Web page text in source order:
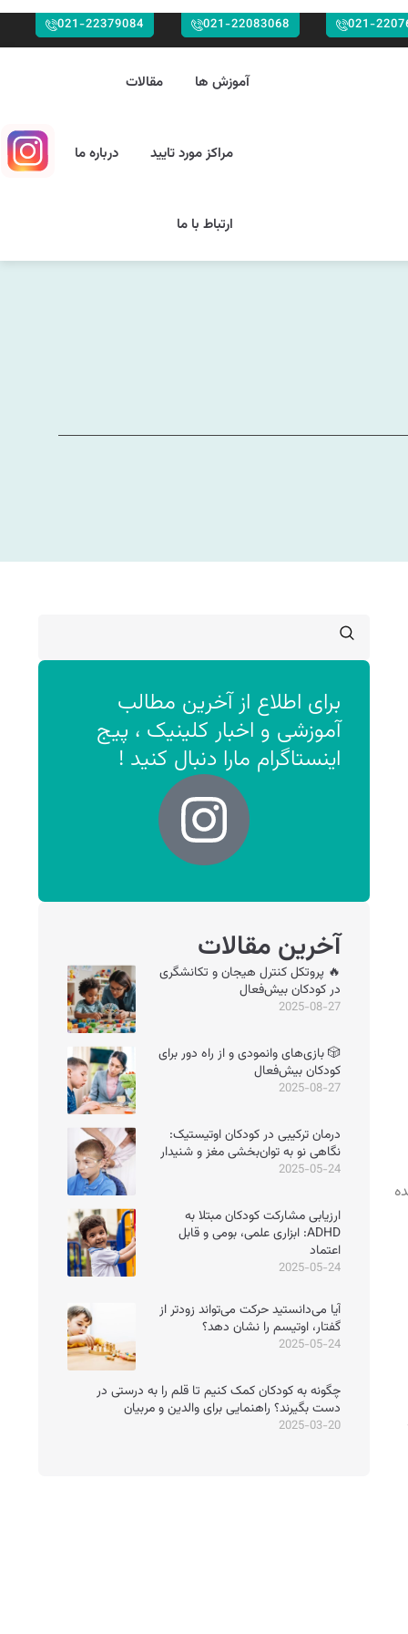
021-
021-22083068
021-22379084
آموزش ها مقالات
مراکز مورد تایید درباره ما
ارتباط با ما
برای اطلاع از آخرین مطالب
آموزشی و اخبار کلینیک ، پیج
اینستاگرام مارا دنبال کنید !
آخرین مقالات
🔥 پروتکل کنترل هیجان و تکانشگری
در کودکان بیش‌فعال
2025-08-27
🎲 بازی‌های وانمودی و از راه دور برای
کودکان بیش‌فعال
2025-08-27
درمان ترکیبی در کودکان اوتیستیک:
نگاهی نو به توان‌بخشی مغز و شنیدار
2025-05-24
ارزیابی مشارکت کودکان مبتلا به
ADHD: ابزاری علمی، بومی و قابل
اعتماد
2025-05-24
آیا می‌دانستید حرکت می‌تواند زودتر از
گفتار، اوتیسم را نشان دهد؟
2025-05-24
چگونه به کودکان کمک کنیم تا قلم را به درستی در
دست بگیرند؟ راهنمایی برای والدین و مربیان
2025-03-20